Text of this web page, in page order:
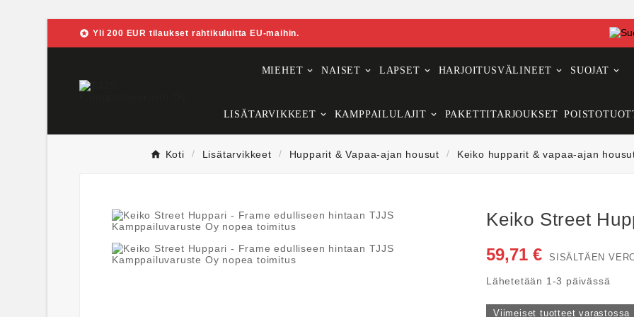
 Yli 200 EUR tilaukset rahtikuluitta EU-maihin.
MIEHET NAISET LAPSET HARJOITUSVÄLINEET SUOJAT
LISÄTARVIKKEET KAMPPAILULAJIT PAKETTITARJOUKSET
Koti Lisätarvikkeet Hupparit & Vapaa-ajan housut Keiko hupparit & vapaa-ajan
Keiko Street
59,71 € SISÄLTÄEN
Lähetetään 1-3 päivässä
Viimeiset tuotteet varastossa